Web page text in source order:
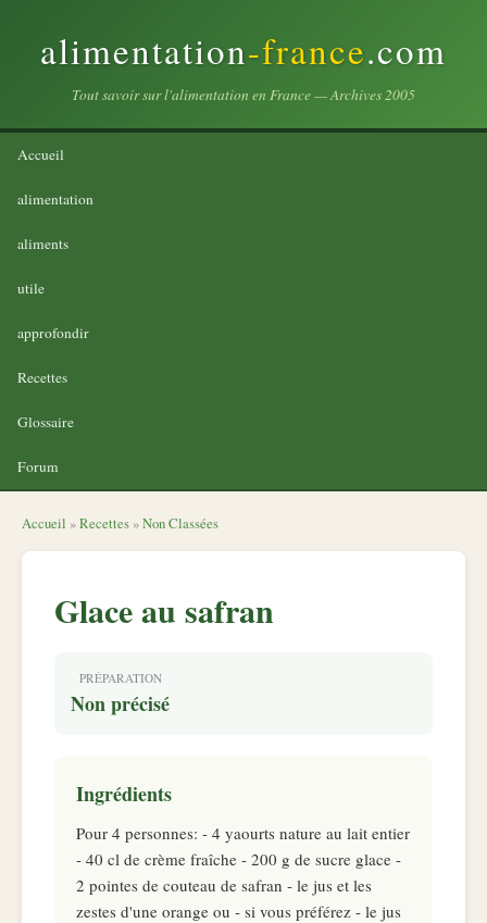
alimentation-france.com
Tout savoir sur l'alimentation en France — Archives 2005
Accueil
alimentation
aliments
utile
approfondir
Recettes
Glossaire
Forum
Accueil »Recettes »Non Classées
Glace au safran
PRÉPARATION
Non précisé
Ingrédients
Pour 4 personnes: - 4 yaourts nature au lait entier
- 40 cl de crème fraîche - 200 g de sucre glace -
2 pointes de couteau de safran - le jus et les
zestes d'une orange ou - si vous préférez - le jus